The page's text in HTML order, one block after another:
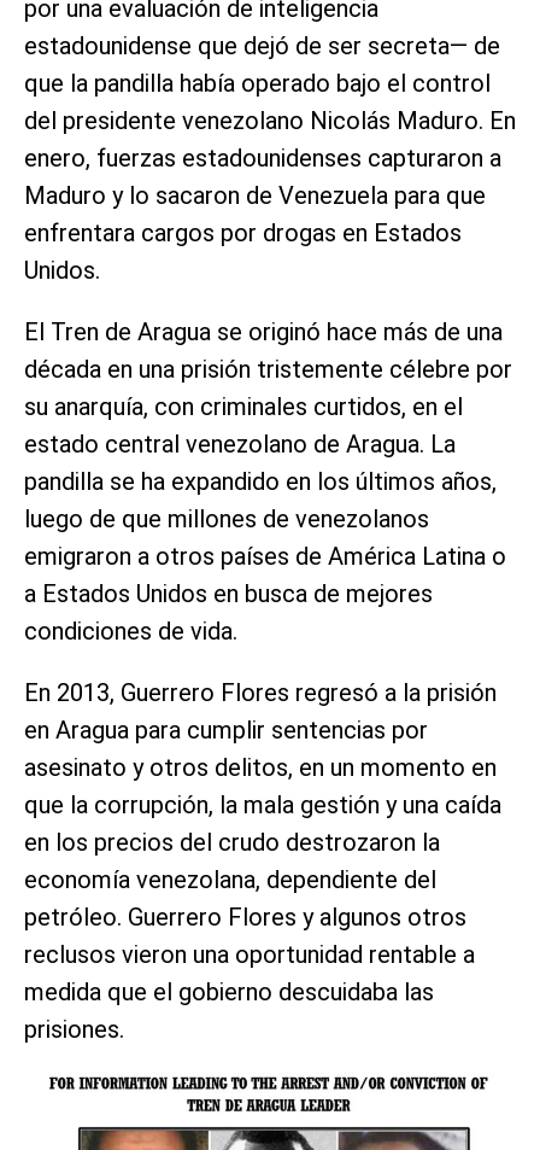
por una evaluación de inteligencia
estadounidense que dejó de ser secreta— de
que la pandilla había operado bajo el control
del presidente venezolano Nicolás Maduro. En
enero, fuerzas estadounidenses capturaron a
Maduro y lo sacaron de Venezuela para que
enfrentara cargos por drogas en Estados
Unidos.
El Tren de Aragua se originó hace más de una
década en una prisión tristemente célebre por
su anarquía, con criminales curtidos, en el
estado central venezolano de Aragua. La
pandilla se ha expandido en los últimos años,
luego de que millones de venezolanos
emigraron a otros países de América Latina o
a Estados Unidos en busca de mejores
condiciones de vida.
En 2013, Guerrero Flores regresó a la prisión
en Aragua para cumplir sentencias por
asesinato y otros delitos, en un momento en
que la corrupción, la mala gestión y una caída
en los precios del crudo destrozaron la
economía venezolana, dependiente del
petróleo. Guerrero Flores y algunos otros
reclusos vieron una oportunidad rentable a
medida que el gobierno descuidaba las
prisiones.